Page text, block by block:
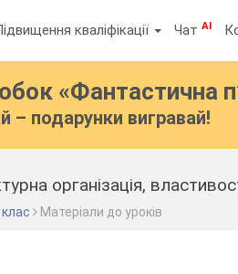
кваліфікації ЧатAI
«Фантастична
– подарунки вигравай!
організація,
Матеріали до уроків